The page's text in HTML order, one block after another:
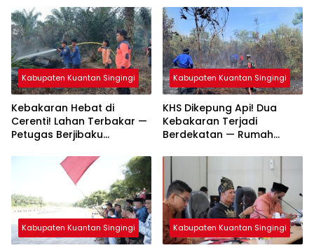
Kabupaten Kuantan Singingi
Kebakaran Hebat di
Cerenti! Lahan Terbakar —
Petugas Berjibaku
Kabupaten Kuantan Singingi
KHS Dikepung Api! Dua
Kebakaran Terjadi
Berdekatan — Rumah
Terbakar
Kabupaten Kuantan Singingi Kabupaten Kuantan Singingi